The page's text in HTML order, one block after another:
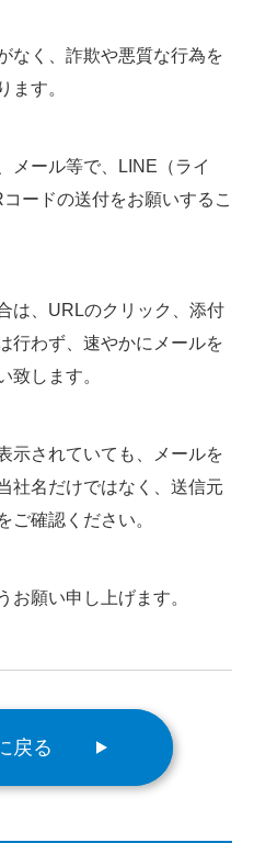
なく、詐欺や悪質な行為を
ます。
メール等で、LINE（ライ
ードの送付をお願いするこ
は、URLのクリック、添付
行わず、速やかにメールを
致します。
示されていても、メールを
社名だけではなく、送信元
ご確認ください。
お願い申し上げます。
戻る